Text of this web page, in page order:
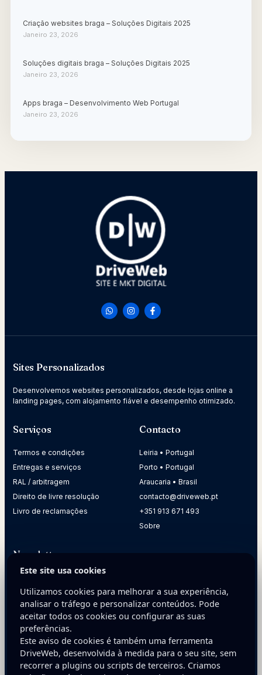
Criação websites braga – Soluções Digitais 2025
Janeiro 23, 2026
Soluções digitais braga – Soluções Digitais 2025
Janeiro 23, 2026
Apps braga – Desenvolvimento Web Portugal
Janeiro 23, 2026
Sites Personalizados
Desenvolvemos websites personalizados, desde lojas online a
landing pages, com alojamento fiável e desempenho otimizado.
Serviços
Termos e condições
Entregas e serviços
RAL / arbitragem
Direito de livre resolução
Livro de reclamações
Contacto
Leiria • Portugal
Porto • Portugal
Araucaria • Brasil
contacto@driveweb.pt
+351 913 671 493
Sobre
Newsletter
sua empresa.
E-mail
Este site usa cookies
Utilizamos cookies para melhorar a sua experiência,
analisar o tráfego e personalizar conteúdos. Pode
aceitar todos os cookies ou configurar as suas
preferências.
Este aviso de cookies é também uma ferramenta
DriveWeb, desenvolvida à medida para o seu site, sem
recorrer a plugins ou scripts de terceiros. Criamos